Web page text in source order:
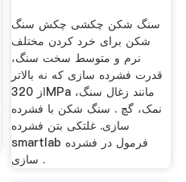
سنگ شکن چکشی چکش سنگ
شکن برای خرد کردن مختلف
نرم و متوسط سخت سنگ،
قدرت فشرده سازی که نه بالاتر
از 320MPa مانند زغال سنگ،
نمک، گچ . سنگ شکن با فشرده
سازی. غلتکی بتن فشرده
smartlab فرمول در فشرده
سازی .